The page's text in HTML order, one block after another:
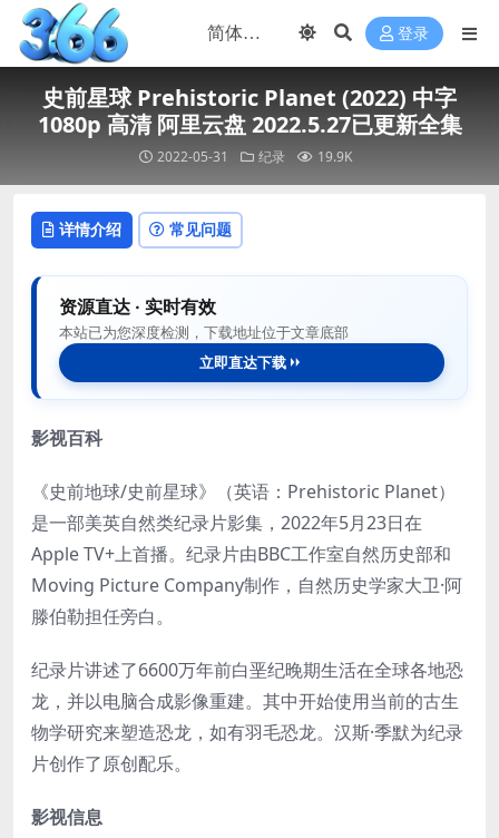
登录
史前星球 Prehistoric Planet (2022) 中字
1080p 高清 阿里云盘 2022.5.27已更新全集
2022-05-31 纪录 19.9K
详情介绍 常见问题
资源直达 · 实时有效
本站已为您深度检测，下载地址位于文章底部
立即直达下载
影视百科
《史前地球/史前星球》（英语：Prehistoric Planet）
是一部美英自然类纪录片影集，2022年5月23日在
Apple TV+上首播。纪录片由BBC工作室自然历史部和
Moving Picture Company制作，自然历史学家大卫·阿
滕伯勒担任旁白。
纪录片讲述了6600万年前白垩纪晚期生活在全球各地恐
龙，并以电脑合成影像重建。其中开始使用当前的古生
物学研究来塑造恐龙，如有羽毛恐龙。汉斯·季默为纪录
片创作了原创配乐。
影视信息